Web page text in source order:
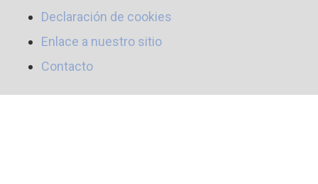
Declaración de cookies
Enlace a nuestro sitio
Contacto